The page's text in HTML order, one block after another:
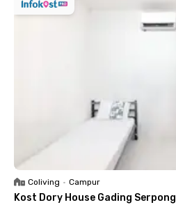
Coliving • Campur
Kost Dory House Gading Serpong